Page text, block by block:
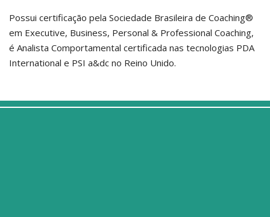
Possui certificação pela Sociedade Brasileira de Coaching®
em Executive, Business, Personal & Professional Coaching,
é Analista Comportamental certificada nas tecnologias PDA
International e PSI a&dc no Reino Unido.